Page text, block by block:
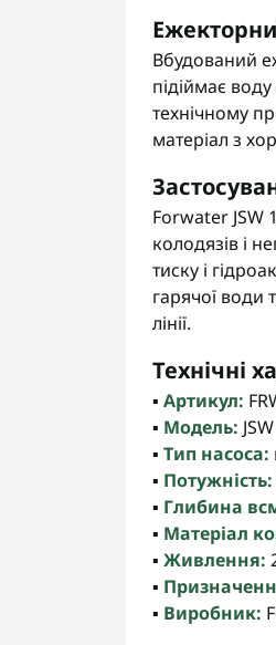
Вбудований
підіймає
технічному
матеріал з
Forwater JSW
колодязів і
тиску і
гарячої води
лінії.
Технічні
▪️ Артикул:
▪️ Модель:
▪️ Тип насоса:
▪️ Потужність:
▪️ Глибина
▪️ Матеріал
▪️ Живлення:
▪️
▪️ Виробник: